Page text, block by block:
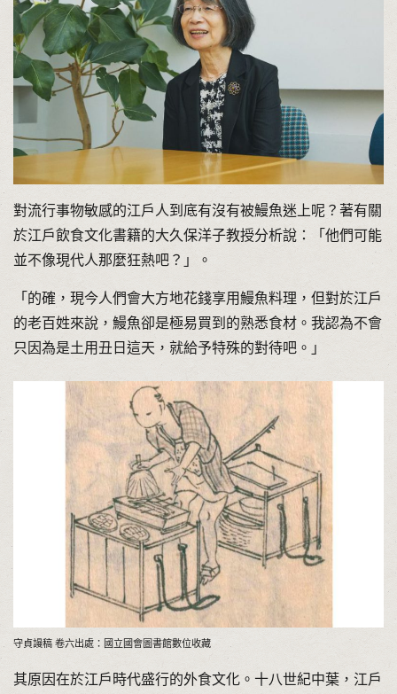
對流行事物敏感的江戶人到底有沒有被鰻魚迷上呢？著有關
於江戶飲食文化書籍的大久保洋子教授分析說：「他們可能
並不像現代人那麼狂熱吧？」。
「的確，現今人們會大方地花錢享用鰻魚料理，但對於江戶
的老百姓來說，鰻魚卻是極易買到的熟悉食材。我認為不會
只因為是土用丑日這天，就給予特殊的對待吧。」
守貞謾稿 卷六出處：國立國會圖書館數位收藏
其原因在於江戶時代盛行的外食文化。十八世紀中葉，江戶